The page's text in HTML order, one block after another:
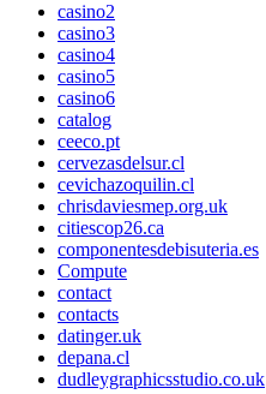
casino2
casino3
casino4
casino5
casino6
catalog
ceeco.pt
cervezasdelsur.cl
cevichazoquilin.cl
chrisdaviesmep.org.uk
citiescop26.ca
componentesdebisuteria.es
Compute
contact
contacts
datinger.uk
depana.cl
dudleygraphicsstudio.co.uk